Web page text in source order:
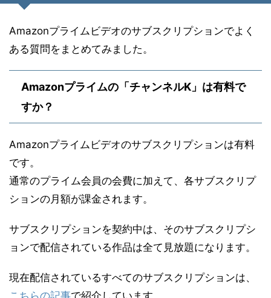
Amazonプライムビデオのサブスクリプションでよく
ある質問をまとめてみました。
Amazonプライムの「チャンネルK」は有料で
すか？
Amazonプライムビデオのサブスクリプションは有料
です。
通常のプライム会員の会費に加えて、各サブスクリプ
ションの月額が課金されます。
サブスクリプションを契約中は、そのサブスクリプシ
ョンで配信されている作品は全て見放題になります。
現在配信されているすべてのサブスクリプションは、
こちらの記事で紹介しています。